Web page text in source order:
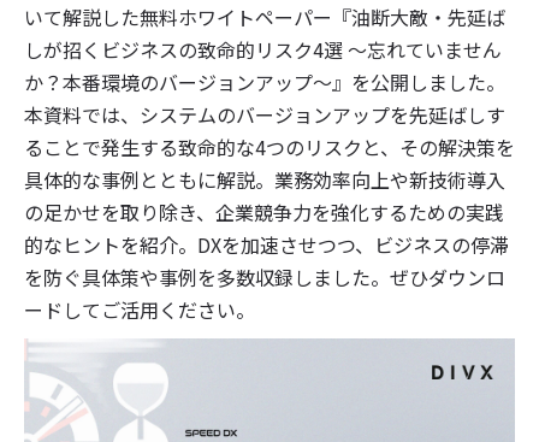
いて解説した無料ホワイトペーパー『油断大敵・先延ば
しが招くビジネスの致命的リスク4選 〜忘れていません
か？本番環境のバージョンアップ〜』を公開しました。
本資料では、システムのバージョンアップを先延ばしす
ることで発生する致命的な4つのリスクと、その解決策を
具体的な事例とともに解説。業務効率向上や新技術導入
の足かせを取り除き、企業競争力を強化するための実践
的なヒントを紹介。DXを加速させつつ、ビジネスの停滞
を防ぐ具体策や事例を多数収録しました。ぜひダウンロ
ードしてご活用ください。